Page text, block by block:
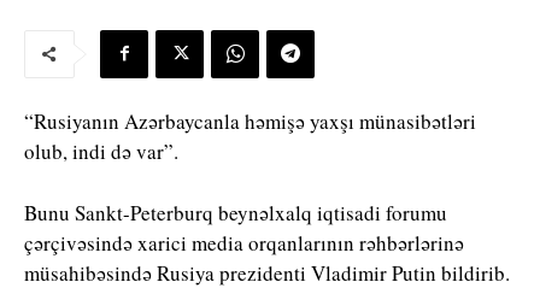
“Rusiyanın Azərbaycanla həmişə yaxşı münasibətləri
olub, indi də var”.
Bunu Sankt-Peterburq beynəlxalq iqtisadi forumu
çərçivəsində xarici media orqanlarının rəhbərlərinə
müsahibəsində Rusiya prezidenti Vladimir Putin bildirib.